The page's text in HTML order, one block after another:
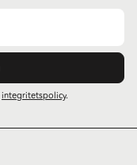
integritetspolicy.